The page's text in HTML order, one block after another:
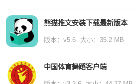
熊猫推文安装下载最新版本
版本：v5.6 大小：35.2 MB
中国体育舞蹈客户端